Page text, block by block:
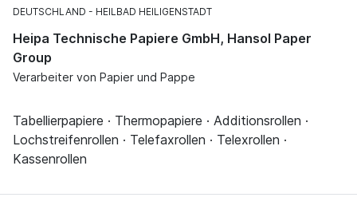
DEUTSCHLAND HEILBAD HEILIGENSTADT
Heipa Technische Papiere GmbH, Hansol Paper
Group
Verarbeiter von Papier und Pappe
Tabellierpapiere · Thermopapiere · Additionsrollen ·
Lochstreifenrollen · Telefaxrollen · Telexrollen ·
Kassenrollen